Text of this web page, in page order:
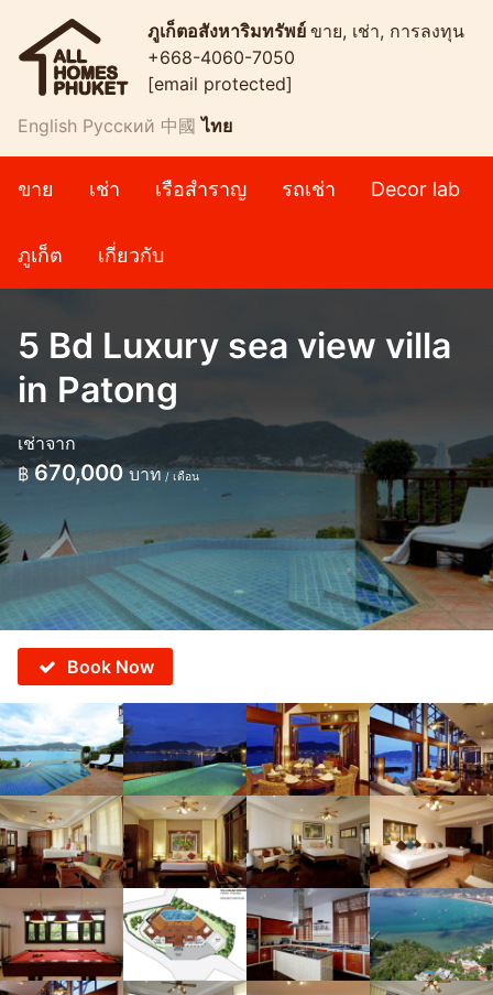
ภูเก็ตอสังหาริมทรัพย์ ขาย, เช่า, การลงทุน
+668-4060-7050
[email protected]
English Русский 中國 ไทย
ขาย เช่า เรือสำราญ รถเช่า Decor lab
ภูเก็ต เกี่ยวกับ
5 Bd Luxury sea view villa
in Patong
เช่าจาก
฿ 670,000บาท / เดือน
Book Now